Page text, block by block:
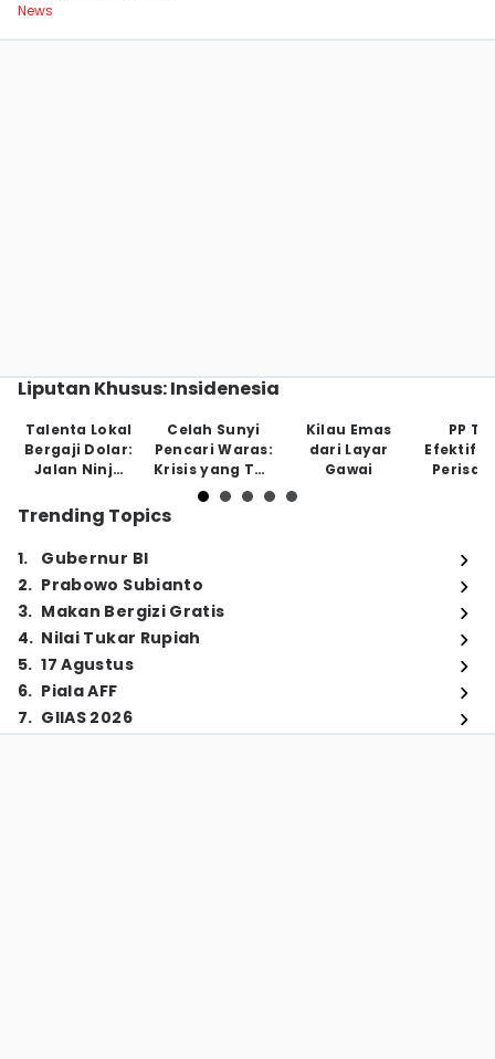
News
Liputan Khusus: Insidenesia
Talenta Lokal
Bergaji Dolar:
Jalan Ninja
Pengaman
Celah Sunyi
Pencari Waras:
Krisis yang Tak
Tampak
Kilau Emas
dari Layar
Gawai
PP
Perisai
Trending Topics
1.
Gubernur BI
2. Prabowo Subianto
3. Makan Bergizi Gratis
4. Nilai Tukar Rupiah
5. 17 Agustus
6. Piala AFF
7. GIIAS 2026